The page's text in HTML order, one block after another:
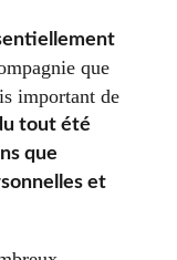
que
important de
tout été
que
et